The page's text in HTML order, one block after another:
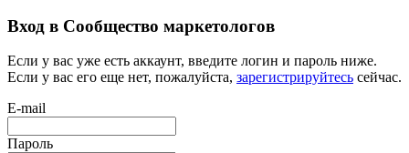
Вход в Сообщество маркетологов
Если у вас уже есть аккаунт, введите логин и пароль ниже.
Если у вас его еще нет, пожалуйста, зарегистрируйтесь сейчас.
E-mail
Пароль